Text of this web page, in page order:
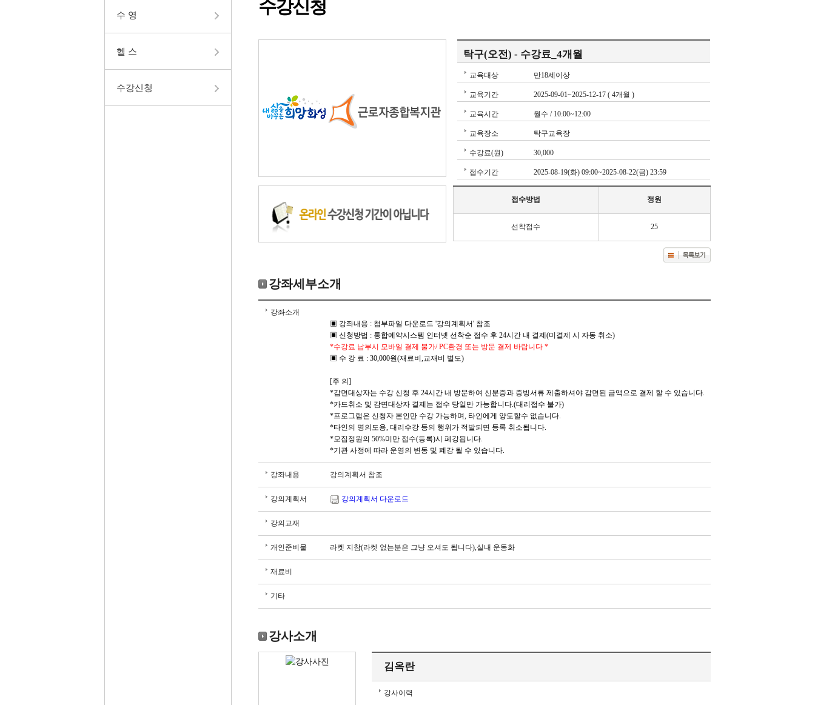
수 영
헬 스
수강신청
수강신청
탁구(오전) - 수강료_4개월
교육대상 만18세이상
교육기간 2025-09-01~2025-12-17 ( 4개월 )
교육시간 월수 / 10:00~12:00
교육장소 탁구교육장
수강료(원) 30,000
접수기간 2025-08-19(화) 09:00~2025-08-22(금) 23:59
접수방법 정원
선착접수 25
강좌세부소개
강좌소개
▣ 강좌내용 : 첨부파일 다운로드 '강의계획서' 참조
▣ 신청방법 : 통합예약시스템 인터넷 선착순 접수 후 24시간 내 결제(미결제 시 자동 취소)
*수강료 납부시 모바일 결제 불가/ PC환경 또는 방문 결제 바랍니다 *
▣ 수 강 료 : 30,000원(재료비,교재비 별도)
[주 의]
*감면대상자는 수강 신청 후 24시간 내 방문하여 신분증과 증빙서류 제출하셔야 감면된 금액으로 결제 할 수 있습니다.
*카드취소 및 감면대상자 결제는 접수 당일만 가능합니다.(대리접수 불가)
*프로그램은 신청자 본인만 수강 가능하며, 타인에게 양도할수 없습니다.
*타인의 명의도용, 대리수강 등의 행위가 적발되면 등록 취소됩니다.
*모집정원의 50%미만 접수(등록)시 폐강됩니다.
*기관 사정에 따라 운영의 변동 및 폐강 될 수 있습니다.
강좌내용 강의계획서 참조
강의계획서 강의계획서 다운로드
강의교재
개인준비물 라켓 지참(라켓 없는분은 그냥 오셔도 됩니다),실내 운동화
재료비
기타
강사소개
김옥란
강사이력